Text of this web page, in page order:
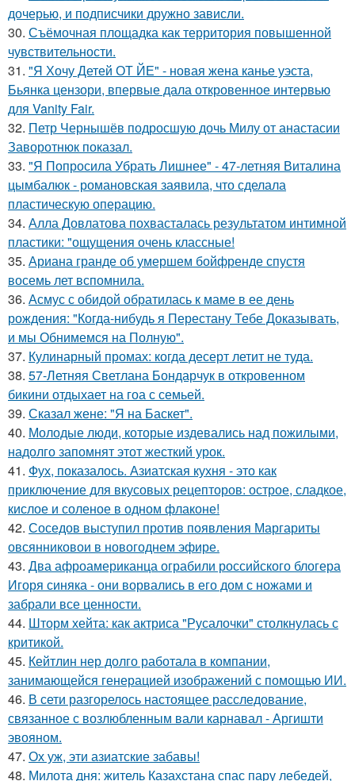
дочерью, и подписчики дружно зависли.
30. Съёмочная площадка как территория повышенной
чувствительности.
31. "Я Хочу Детей ОТ ЙЕ" - новая жена канье уэста,
Бьянка цензори, впервые дала откровенное интервью
для Vanity Fair.
32. Петр Чернышёв подросшую дочь Милу от анастасии
Заворотнюк показал.
33. "Я Попросила Убрать Лишнее" - 47-летняя Виталина
цымбалюк - романовская заявила, что сделала
пластическую операцию.
34. Алла Довлатова похвасталась результатом интимной
пластики: "ощущения очень классные!
35. Ариана гранде об умершем бойфренде спустя
восемь лет вспомнила.
36. Асмус с обидой обратилась к маме в ее день
рождения: "Когда-нибудь я Перестану Тебе Доказывать,
и мы Обнимемся на Полную".
37. Кулинарный промах: когда десерт летит не туда.
38. 57-Летняя Светлана Бондарчук в откровенном
бикини отдыхает на гоа с семьей.
39. Сказал жене: "Я на Баскет".
40. Молодые люди, которые издевались над пожилыми,
надолго запомнят этот жесткий урок.
41. Фух, показалось. Азиатская кухня - это как
приключение для вкусовых рецепторов: острое, сладкое,
кислое и соленое в одном флаконе!
42. Соседов выступил против появления Маргариты
овсянниковои в новогоднем эфире.
43. Два афроамериканца ограбили российского блогера
Игоря синяка - они ворвались в его дом с ножами и
забрали все ценности.
44. Шторм хейта: как актриса "Русалочки" столкнулась с
критикой.
45. Кейтлин нер долго работала в компании,
занимающейся генерацией изображений с помощью ИИ.
46. В сети разгорелось настоящее расследование,
связанное с возлюбленным вали карнавал - Аргишти
эвояном.
47. Ох уж, эти азиатские забавы!
48. Милота дня: житель Казахстана спас пару лебедей,